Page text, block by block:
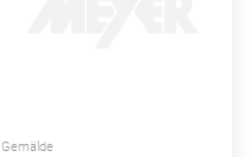
Gemälde